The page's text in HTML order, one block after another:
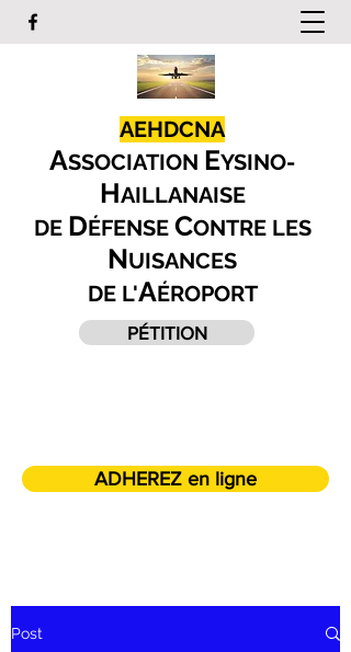
AEHDCNA
ASSOCIATION EYSINO-
HAILLANAISE
DE DÉFENSE CONTRE LES
NUISANCES
DE L'AÉROPORT
PÉTITION
ADHEREZ en ligne
Post